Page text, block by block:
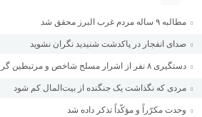
مطالبه ۹ ساله مردم غرب البرز محقق شد
صدای انفجار در پاکدشت شنیدید نگران نشوید
دستگیری ۸ نفر از اشرار مسلح شاخص و مرتبطین گروهک‌های تروریستی
مردی که نگذاشت یک جنگنده از بیت‌المال کم شود
وحدت مکرّراً و مؤکّداً تذکر داده شد